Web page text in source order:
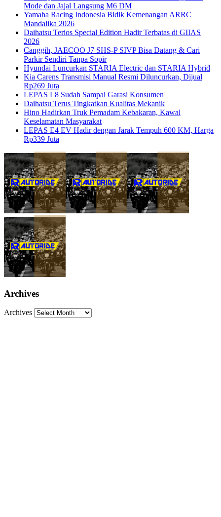
Mode dan Jajal Langsung M6 DM
Yamaha Racing Indonesia Bidik Kemenangan ARRC
Mandalika 2026
Daihatsu Terios Special Edition Hadir Terbatas di GIIAS
2026
Canggih, JAECOO J7 SHS-P SIVP Bisa Datang & Cari
Parkir Sendiri Tanpa Sopir
Hyundai Luncurkan STARIA Electric dan STARIA Hybrid
Kia Carens Transmisi Manual Resmi Diluncurkan, Dijual
Rp269 Juta
LEPAS L8 Sudah Sampai Garasi Konsumen
Daihatsu Terus Tingkatkan Kualitas Mekanik
Hino Hadirkan Truk Pemadam Kebakaran, Kawal
Keselamatan Masyarakat
LEPAS E4 EV Hadir dengan Jarak Tempuh 600 KM, Harga
Rp339 Juta
Archives
Archives